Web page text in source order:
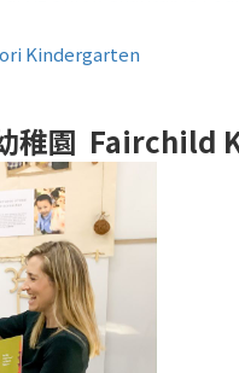
Kindergarten
稚園